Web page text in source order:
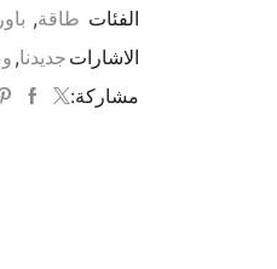
الفئات طاقة,
الاشارات جديدنا,
مشاركة: